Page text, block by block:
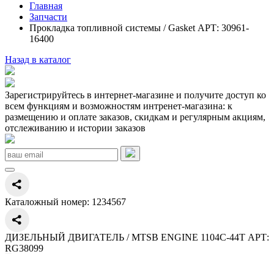
Главная
Запчасти
Прокладка топливной системы / Gasket АРТ: 30961-
16400
Назад в каталог
Зарегистрируйтесь в интернет-магазине и получите доступ ко
всем функциям и возможностям интренет-магазина: к
размещению и оплате заказов, скидкам и регулярным акциям,
отслеживанию и истории заказов
Каталожный номер: 1234567
ДИЗЕЛЬНЫЙ ДВИГАТЕЛЬ / MTSB ENGINE 1104C-44T АРТ:
RG38099